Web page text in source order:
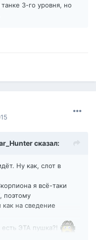
3-го уровня, но
сказал:
Ну как, слот в
я всё-таки
поэтому
на сведение
ЭТА пушка?!